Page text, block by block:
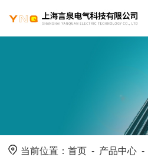
当前位置：首页 - 产品中心 -